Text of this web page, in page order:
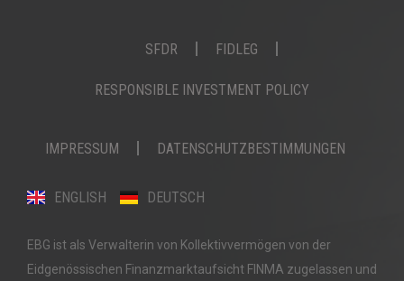
SFDR FIDLEG
RESPONSIBLE INVESTMENT POLICY
IMPRESSUM DATENSCHUTZBESTIMMUNGEN
ENGLISH DEUTSCH
EBG ist als Verwalterin von Kollektivvermögen von der
Eidgenössischen Finanzmarktaufsicht FINMA zugelassen und